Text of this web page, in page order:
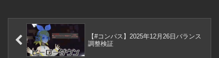
【#コンパス】2025年12月26日バランス
調整検証